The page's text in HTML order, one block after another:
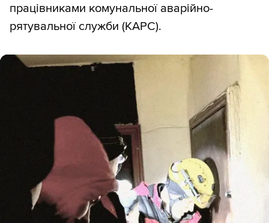
працівниками комунальної аварійно-
рятувальної служби (КАРС).